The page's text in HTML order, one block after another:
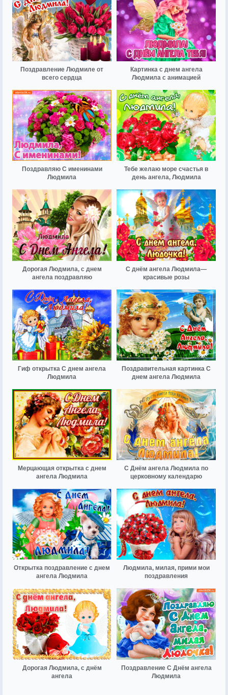
Поздравление Людмиле от
всего сердца
Картинка с днем ангела
Людмила с анимацией
Поздравляю С именинами
Людмила
Тебе желаю море счастья в
день ангела, Людмила
Дорогая Людмила, с днем
ангела поздравляю
С днём ангела Людмила—
красивые розы
Гиф открытка С днем ангела
Людмила
Поздравительная картинка С
днем ангела Людмила
Мерцающая открытка с днем
ангела Людмила
С Днём ангела Людмила по
церковному календарю
Открытка поздравление с днем
ангела Людмила
Людмила, милая, прими мои
поздравления
Дорогая Людмила, с днём
ангела
Поздравление С Днём ангела
Людмила